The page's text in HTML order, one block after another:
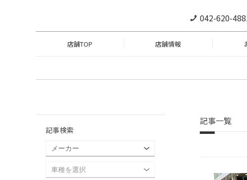
042-620-
店舗TOP 店舗情報
記事一覧
記事検索